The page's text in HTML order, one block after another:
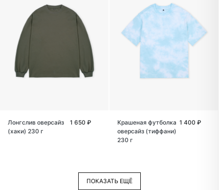
Лонгслив оверсайз
(хаки) 230 г
1 650 ₽
Крашеная футболка
оверсайз (тиффани)
230 г
1 400 ₽
ПОКАЗАТЬ ЕЩЁ